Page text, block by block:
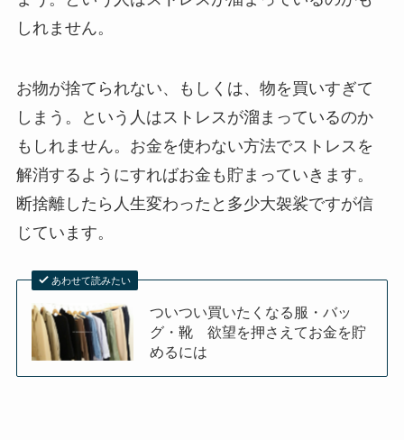
しれません。
お物が捨てられない、もしくは、物を買いすぎて
しまう。という人はストレスが溜まっているのか
もしれません。お金を使わない方法でストレスを
解消するようにすればお金も貯まっていきます。
断捨離したら人生変わったと多少大袈裟ですが信
じています。
あわせて読みたい
ついつい買いたくなる服・バッ
グ・靴 欲望を押さえてお金を貯
めるには